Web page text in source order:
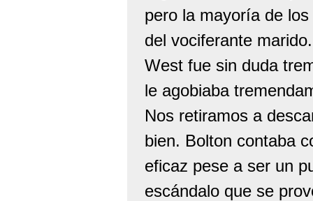
pero la mayoría de
del vociferante
West fue sin duda
le agobiaba
Nos retiramos a
bien. Bolton contaba
eficaz pese a ser un
escándalo que se